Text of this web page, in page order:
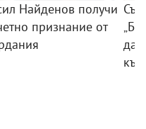
Найденов получи
признание от